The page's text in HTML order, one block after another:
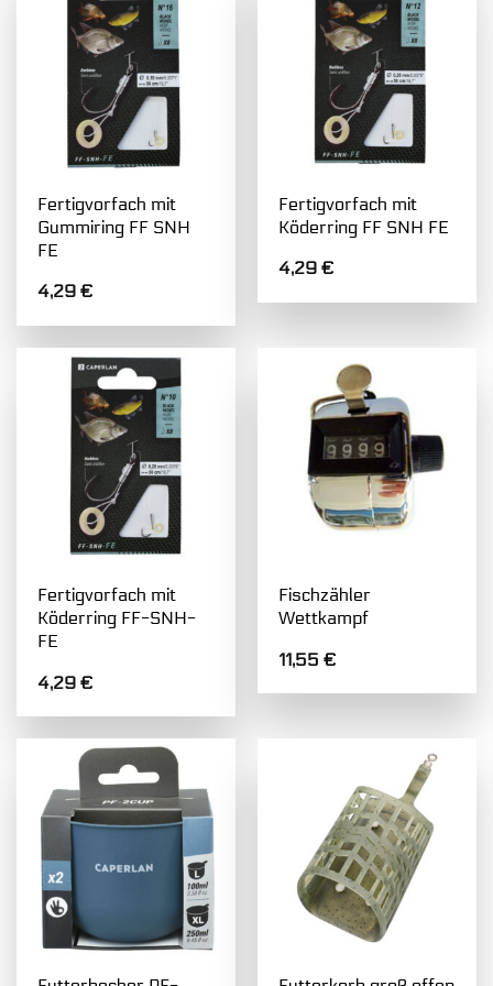
Fertigvorfach mit
Gummiring FF SNH
FE
4,29€
Fertigvorfach mit
Köderring FF SNH FE
4,29€
Fertigvorfach mit
Köderring FF-SNH-
FE
4,29€
Fischzähler
Wettkampf
11,55€